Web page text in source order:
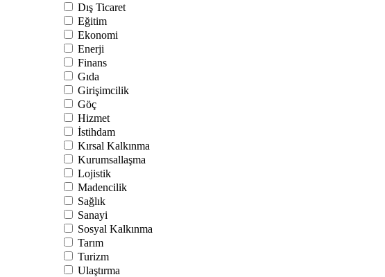
Dış Ticaret
Eğitim
Ekonomi
Enerji
Finans
Gıda
Girişimcilik
Göç
Hizmet
İstihdam
Kırsal Kalkınma
Kurumsallaşma
Lojistik
Madencilik
Sağlık
Sanayi
Sosyal Kalkınma
Tarım
Turizm
Ulaştırma